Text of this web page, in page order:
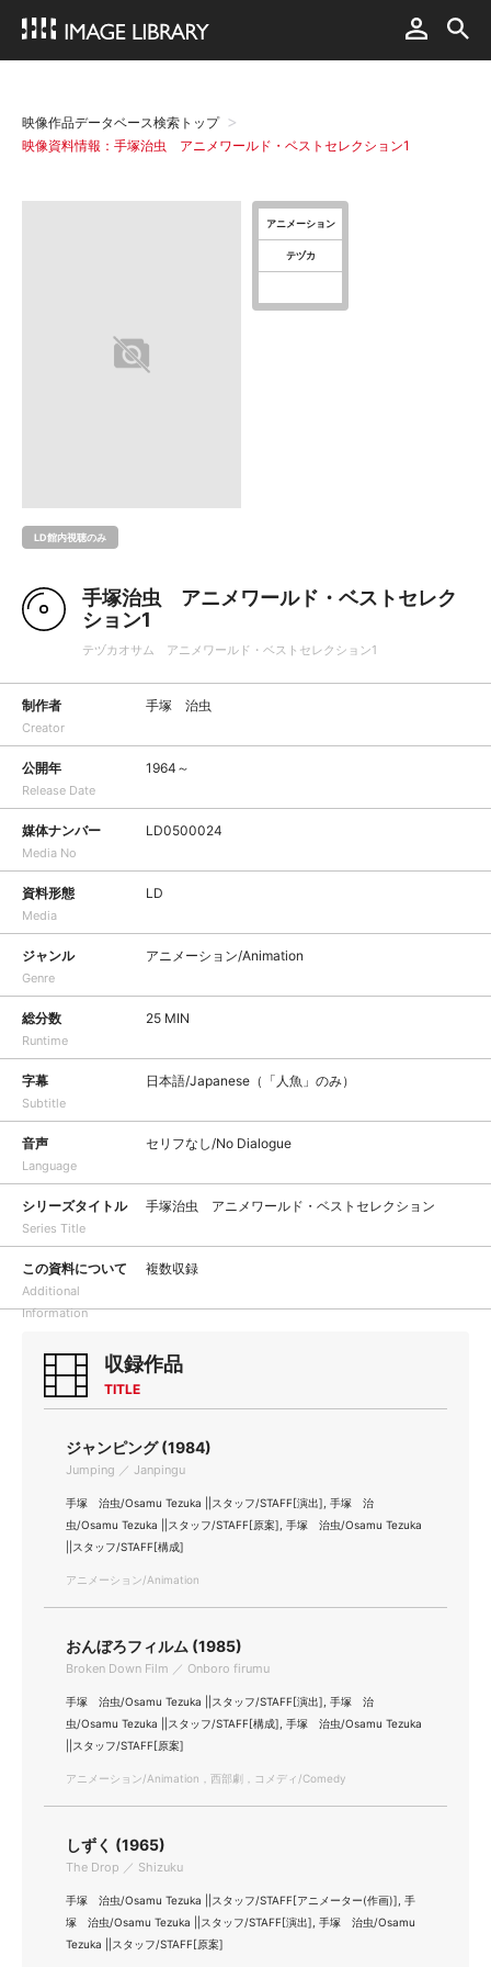
映像作品データベース検索トップ
映像資料情報：手塚治虫 アニメワールド・ベストセレクション1
LD館内視聴のみ
アニメーション
テヅカ
手塚治虫 アニメワールド・ベストセレク
ション1
テヅカオサム アニメワールド・ベストセレクション1
制作者
Creator
手塚 治虫
公開年
Release Date
1964～
媒体ナンバー
Media No
LD0500024
資料形態
Media
LD
ジャンル
Genre
アニメーション/Animation
総分数
Runtime
25 MIN
字幕
Subtitle
日本語/Japanese（「人魚」のみ）
音声
Language
セリフなし/No Dialogue
シリーズタイトル
Series Title
手塚治虫 アニメワールド・ベストセレクション
この資料について
Additional
Information
複数収録
収録作品
TITLE
ジャンピング (1984)
Jumping ／ Janpingu
手塚 治虫/Osamu Tezuka ||スタッフ/STAFF[演出], 手塚 治
虫/Osamu Tezuka ||スタッフ/STAFF[原案], 手塚 治虫/Osamu Tezuka
||スタッフ/STAFF[構成]
アニメーション/Animation
おんぼろフィルム (1985)
Broken Down Film ／ Onboro firumu
手塚 治虫/Osamu Tezuka ||スタッフ/STAFF[演出], 手塚 治
虫/Osamu Tezuka ||スタッフ/STAFF[構成], 手塚 治虫/Osamu Tezuka
||スタッフ/STAFF[原案]
アニメーション/Animation，西部劇，コメディ/Comedy
しずく (1965)
The Drop ／ Shizuku
手塚 治虫/Osamu Tezuka ||スタッフ/STAFF[アニメーター(作画)], 手
塚 治虫/Osamu Tezuka ||スタッフ/STAFF[演出], 手塚 治虫/Osamu
Tezuka ||スタッフ/STAFF[原案]